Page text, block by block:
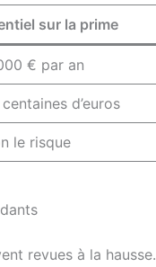
sur la prime
€ par an
d’euros
le risque
revues à la hausse.